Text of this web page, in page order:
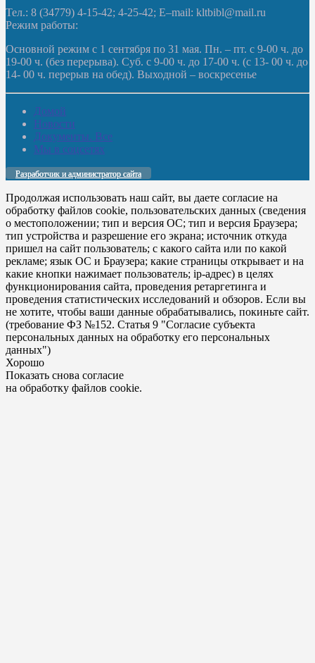
Тел.: 8 (34779) 4-15-42; 4-25-42; E–mail: kltbibl@mail.ru
Режим работы:
Основной режим с 1 сентября по 31 мая. Пн. – пт. с 9-00 ч. до
19-00 ч. (без перерыва). Суб. с 9-00 ч. до 17-00 ч. (с 13- 00 ч. до
14- 00 ч. перерыв на обед). Выходной – воскресенье
Домой
Новости
Документы. Все
Мы в соцсетях
Разработчик и администратор сайта
Продолжая использовать наш сайт, вы даете согласие на
обработку файлов cookie, пользовательских данных (сведения
о местоположении; тип и версия ОС; тип и версия Браузера;
тип устройства и разрешение его экрана; источник откуда
пришел на сайт пользователь; с какого сайта или по какой
рекламе; язык ОС и Браузера; какие страницы открывает и на
какие кнопки нажимает пользователь; ip-адрес) в целях
функционирования сайта, проведения ретаргетинга и
проведения статистических исследований и обзоров. Если вы
не хотите, чтобы ваши данные обрабатывались, покиньте сайт.
(требование ФЗ №152. Статья 9 "Согласие субъекта
персональных данных на обработку его персональных
данных")
Хорошо
Показать снова согласие
на обработку файлов cookie.